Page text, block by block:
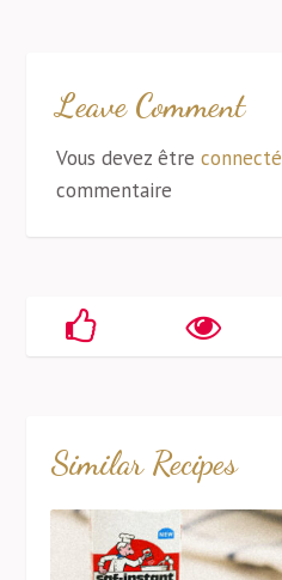
Leave Comment
Vous devez êtreconnecté
commentaire
Similar Recipes